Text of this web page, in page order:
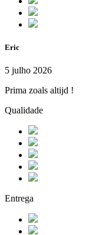
Eric
5 julho 2026
Prima zoals altijd !
Qualidade
Entrega